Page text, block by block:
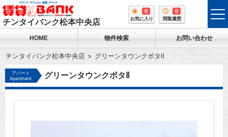
チンタイバンク松本中央店
0
お気に入り
0
閲覧履歴
HOME 物件検索 お問い合わせ
チンタイバンク松本中央店 グリーンタウンクボタⅡ
アパート
Apartment
グリーンタウンクボタⅡ